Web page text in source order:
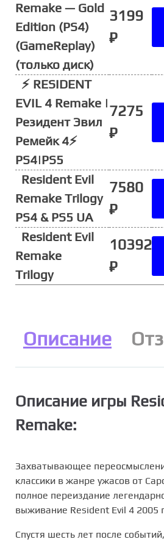
Remake — Gold
Edition (PS4)
(GameReplay)
(только диск)
3199
₽
⚡ RESIDENT
EVIL 4 Remake |
Резидент Эвил
Ремейк 4⚡
PS4|PS5
7275
₽
Resident Evil
Remake Trilogy
PS4 & PS5 UA
7580
₽
Resident Evil
Remake
Trilogy
10392
₽
Описание
Описание игры
Remake:
Захватывающее
классики в жанре ужасов от
полное переиздание
выживание Resident Evil 4 2005
Спустя шесть лет после